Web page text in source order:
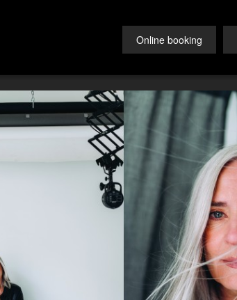
Online booking